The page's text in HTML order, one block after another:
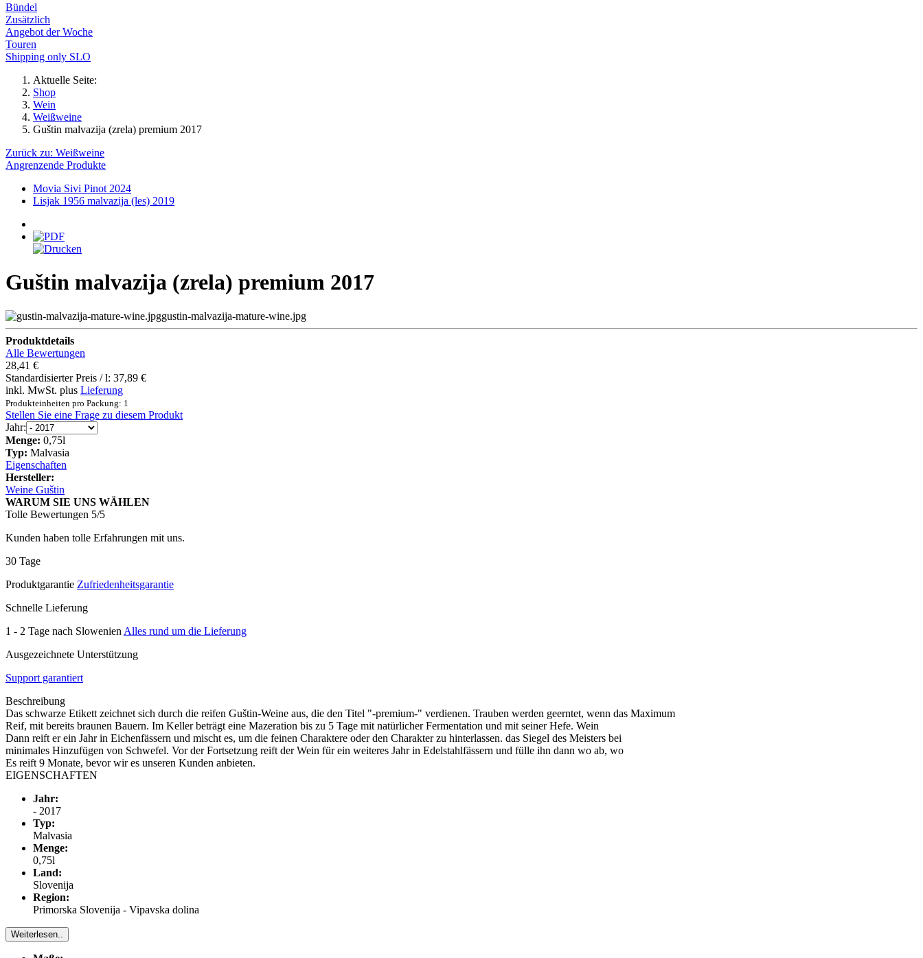
Bündel
Zusätzlich
Angebot der Woche
Touren
Shipping only SLO
Aktuelle Seite:
Shop
Wein
Weißweine
Guštin malvazija (zrela) premium 2017
Zurück zu: Weißweine
Angrenzende Produkte
Movia Sivi Pinot 2024
Lisjak 1956 malvazija (les) 2019
Guštin malvazija (zrela) premium 2017
gustin-malvazija-mature-wine.jpg
Produktdetails
Alle Bewertungen
28,41 €
Standardisierter Preis / l: 37,89 €
inkl. MwSt. plus Lieferung
Produkteinheiten pro Packung: 1
Stellen Sie eine Frage zu diesem Produkt
Jahr:
Menge: 0,75l
Typ: Malvasia
Eigenschaften
Hersteller:
Weine Guštin
WARUM SIE UNS WÄHLEN
Tolle Bewertungen 5/5
Kunden haben tolle Erfahrungen mit uns.
30 Tage
Produktgarantie Zufriedenheitsgarantie
Schnelle Lieferung
1 - 2 Tage nach Slowenien Alles rund um die Lieferung
Ausgezeichnete Unterstützung
Support garantiert
Beschreibung
Das schwarze Etikett zeichnet sich durch die reifen Guštin-Weine aus, die den Titel "-premium-" verdienen. Trauben werden geerntet, wenn das Maximum
Reif, mit bereits braunen Bauern. Im Keller beträgt eine Mazeration bis zu 5 Tage mit natürlicher Fermentation und mit seiner Hefe. Wein
Dann reift er ein Jahr in Eichenfässern und mischt es, um die feinen Charaktere oder den Charakter zu hinterlassen. das Siegel des Meisters bei
minimales Hinzufügen von Schwefel. Vor der Fortsetzung reift der Wein für ein weiteres Jahr in Edelstahlfässern und fülle ihn dann wo ab, wo
Es reift 9 Monate, bevor wir es unseren Kunden anbieten.
EIGENSCHAFTEN
Jahr:
- 2017
Typ:
Malvasia
Menge:
0,75l
Land:
Slovenija
Region:
Primorska Slovenija - Vipavska dolina
Weiterlesen..